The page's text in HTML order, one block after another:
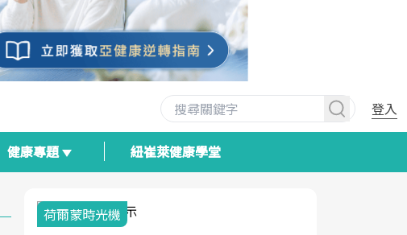
登入
健康專題 紐崔萊健康學堂
荷爾蒙時光機